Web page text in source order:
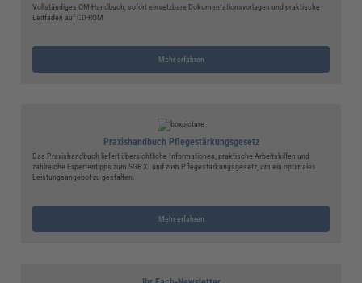
Vollständiges QM-Handbuch, sofort einsetzbare Dokumentationsvorlagen und praktische
Leitfäden auf CD-ROM
Mehr erfahren
Praxishandbuch Pflegestärkungsgesetz
Das Praxishandbuch liefert übersichtliche Informationen, praktische Arbeitshilfen und
zahlreiche Expertentipps zum SGB XI und zum Pflegestärkungsgesetz, um ein optimales
Leistungsangebot zu gestalten.
Mehr erfahren